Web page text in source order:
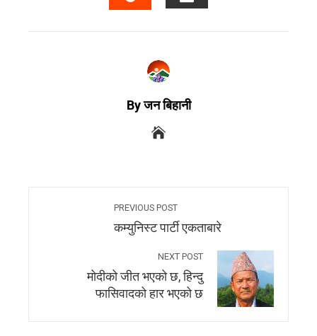
By जन बिहानी
PREVIOUS POST
कम्युनिस्ट पार्टी एकताबारे
NEXT POST
मोदीको जीत भएको छ, हिन्दु
फासिवादको हार भएको छ